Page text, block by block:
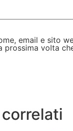
email e sito
prossima volta